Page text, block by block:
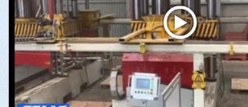
2 832 000 ₽
3 176 000 ₽
Артикул: 2497
Длина заготовки: 400-1500 мм
Макс. ширина заготовки: 580 мм
Станок проходного типа